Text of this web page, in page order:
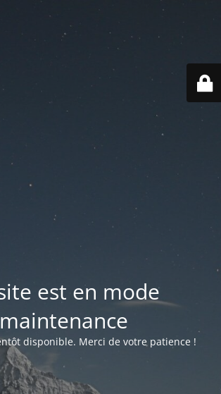
est en mode
maintenance
disponible. Merci de votre patience !